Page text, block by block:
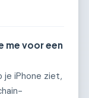
me voor een
je iPhone ziet,